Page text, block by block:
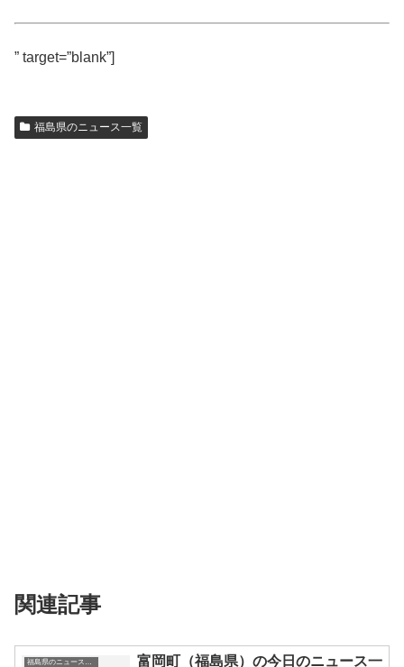
” target=”blank”]
福島県のニュース一覧
関連記事
福島県のニュース一覧
富岡町（福島県）の今日のニュース一